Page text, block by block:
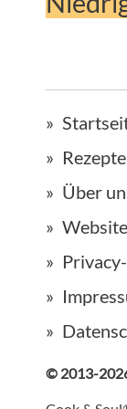
Rezepte
Über
© 2013-